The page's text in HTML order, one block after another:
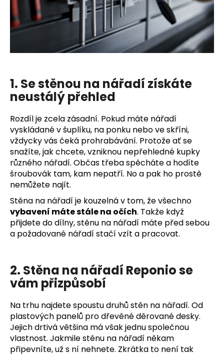
1. Se stěnou na nářadí získáte
neustálý přehled
Rozdíl je zcela zásadní. Pokud máte nářadí
vyskládané v šuplíku, na ponku nebo ve skříni,
vždycky vás čeká prohrabávání. Protože ať se
snažíte, jak chcete, vzniknou nepřehledné kupky
různého nářadí. Občas třeba spěcháte a hodíte
šroubovák tam, kam nepatří. No a pak ho prostě
nemůžete najít.
Stěna na nářadí je kouzelná v tom, že všechno
vybavení máte stále na očích. Takže když
přijdete do dílny, stěnu na nářadí máte před sebou
a požadované nářadí stačí vzít a pracovat.
2. Stěna na nářadí Reponio se
vám přizpůsobí
Na trhu najdete spoustu druhů stěn na nářadí. Od
plastových panelů pro dřevěné děrované desky.
Jejich drtivá většina má však jednu společnou
vlastnost. Jakmile stěnu na nářadí někam
připevníte, už s ní nehnete. Zkrátka to není tak
299
Kč